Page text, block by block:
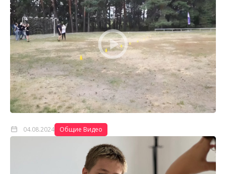
04.08.2024 Общие Видео
Шахматный турнир